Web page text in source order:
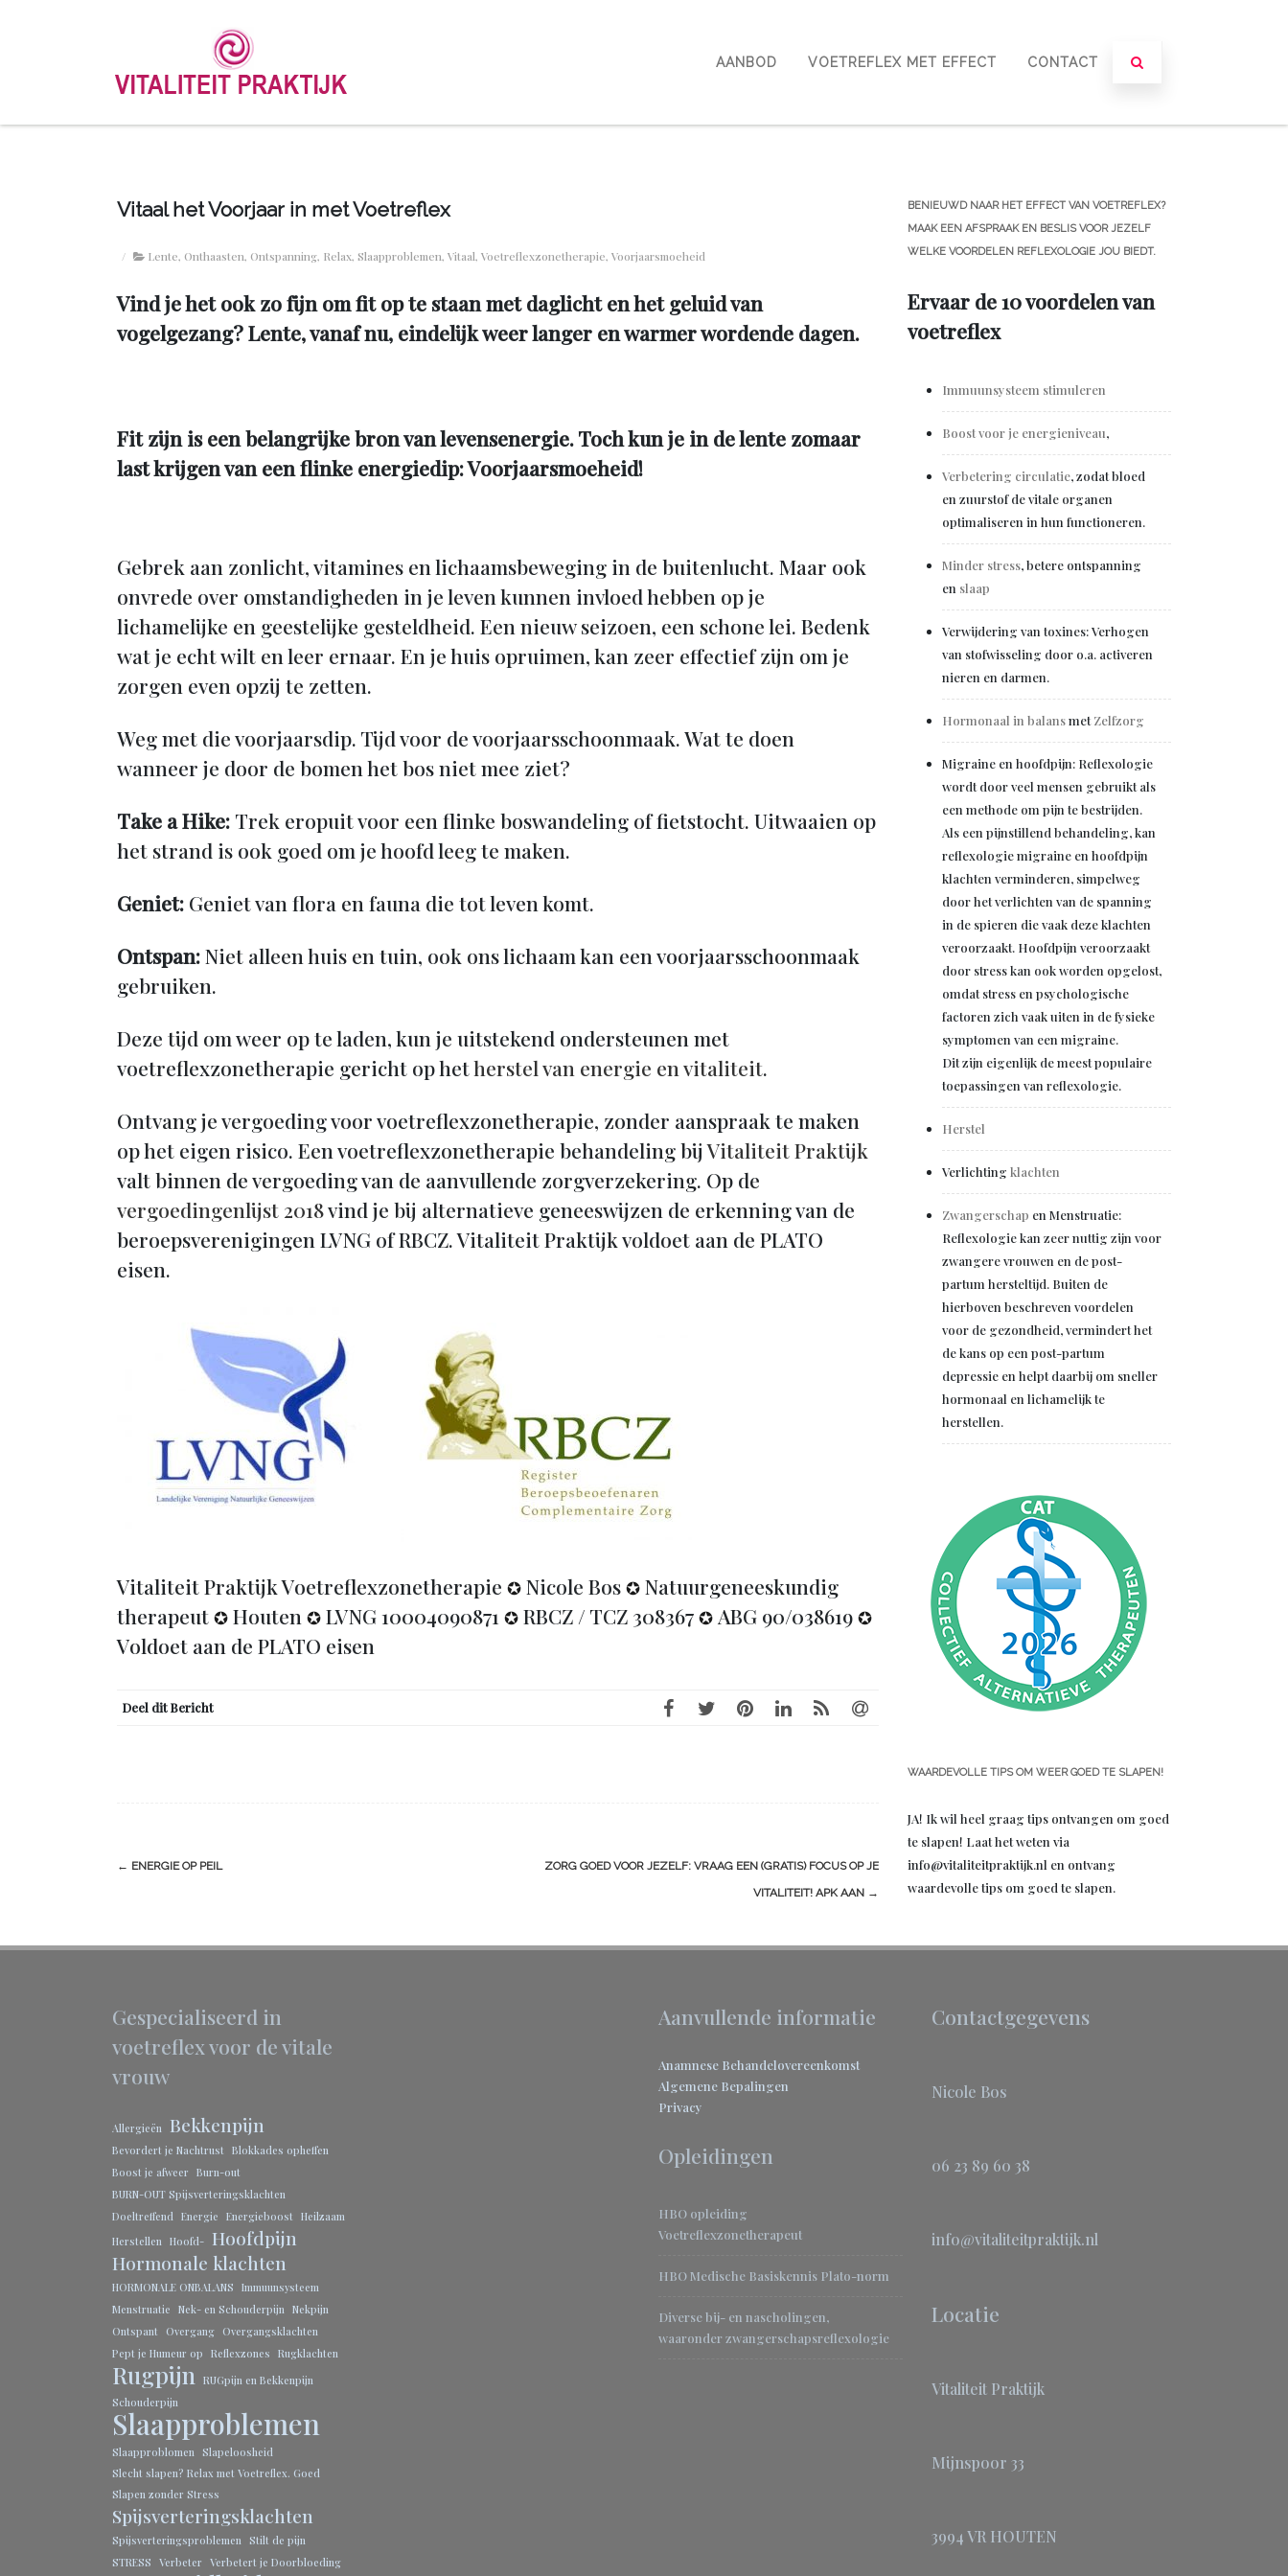
AANBOD VOETREFLEX MET EFFECT CONTACT
Vitaal het Voorjaar in met Voetreflex
/ Lente, Onthaasten, Ontspanning, Relax, Slaapproblemen, Vitaal, Voetreflexzonetherapie, Voorjaarsmoeheid
Vind je het ook zo fijn om fit op te staan met daglicht en het geluid van
vogelgezang? Lente, vanaf nu, eindelijk weer langer en warmer wordende dagen.
Fit zijn is een belangrijke bron van levensenergie. Toch kun je in de lente zomaar
last krijgen van een flinke energiedip: Voorjaarsmoeheid!
Gebrek aan zonlicht, vitamines en lichaamsbeweging in de buitenlucht. Maar ook
onvrede over omstandigheden in je leven kunnen invloed hebben op je
lichamelijke en geestelijke gesteldheid. Een nieuw seizoen, een schone lei. Bedenk
wat je echt wilt en leer ernaar. En je huis opruimen, kan zeer effectief zijn om je
zorgen even opzij te zetten.
Weg met die voorjaarsdip. Tijd voor de voorjaarsschoonmaak. Wat te doen
wanneer je door de bomen het bos niet mee ziet?
Take a Hike: Trek eropuit voor een flinke boswandeling of fietstocht. Uitwaaien op
het strand is ook goed om je hoofd leeg te maken.
Geniet: Geniet van flora en fauna die tot leven komt.
Ontspan:Niet alleen huis en tuin, ook ons lichaam kan een voorjaarsschoonmaak
gebruiken.
Deze tijd om weer op te laden, kun je uitstekend ondersteunen met
voetreflexzonetherapie gericht op hetherstel van energie en vitaliteit.
Ontvang je vergoeding voor voetreflexzonetherapie, zonder aanspraak te maken
op het eigen risico. Een voetreflexzonetherapie behandeling bijVitaliteit Praktijk
valt binnen de vergoeding van de aanvullende zorgverzekering. Op de
vergoedingenlijst 2018vind je bij alternatieve geneeswijzen de erkenning van de
beroepsverenigingen LVNG of RBCZ. Vitaliteit Praktijk voldoet aan de PLATO
eisen.
Vitaliteit Praktijk Voetreflexzonetherapie ✪ Nicole Bos ✪ Natuurgeneeskundig
therapeut ✪ Houten ✪ LVNG 10004090871 ✪ RBCZ / TCZ 308367 ✪ ABG 90/038619 ✪
Voldoet aan de PLATO eisen
Deel dit Bericht
Berichtnavigatie
← ENERGIE OP PEIL
ZORG GOED VOOR JEZELF: VRAAG EEN (GRATIS) FOCUS OP JE
VITALITEIT! APK AAN →
BENIEUWD NAAR HET EFFECT VAN VOETREFLEX?
MAAK EEN AFSPRAAK EN BESLIS VOOR JEZELF
WELKE VOORDELEN REFLEXOLOGIE JOU BIEDT.
Ervaar de 10 voordelen van
voetreflex
Immuunsysteem stimuleren
Boost voor je energieniveau,
Verbetering circulatie, zodat bloed
en zuurstof de vitale organen
optimaliseren in hun functioneren.
Minder stress, betere ontspanning
en slaap
Verwijdering van toxines: Verhogen
van stofwisseling door o.a. activeren
nieren en darmen.
Hormonaal in balansmetZelfzorg
Migraine en hoofdpijn: Reflexologie
wordt door veel mensen gebruikt als
een methode om pijn te bestrijden.
Als een pijnstillend behandeling, kan
reflexologie migraine en hoofdpijn
klachten verminderen, simpelweg
door het verlichten van de spanning
in de spieren die vaak deze klachten
veroorzaakt. Hoofdpijn veroorzaakt
door stress kan ook worden opgelost,
omdat stress en psychologische
factoren zich vaak uiten in de fysieke
symptomen van een migraine.
Dit zijn eigenlijk de meest populaire
toepassingen van reflexologie.
Herstel
Verlichting klachten
Zwangerschap en Menstruatie:
Reflexologie kan zeer nuttig zijn voor
zwangere vrouwen en de post-
partum hersteltijd. Buiten de
hierboven beschreven voordelen
voor de gezondheid, vermindert het
de kans op een post-partum
depressie en helpt daarbij om sneller
hormonaal en lichamelijk te
herstellen.
WAARDEVOLLE TIPS OM WEER GOED TE SLAPEN!
JA! Ik wil heel graag tips ontvangen om goed
te slapen! Laat het weten via
info@vitaliteitpraktijk.nl en ontvang
waardevolle tips om goed te slapen.
Gespecialiseerd in
voetreflex voor de vitale
vrouw
Allergieën Bekkenpijn
Bevordert je Nachtrust Blokkades opheffen
Boost je afweer Burn-out
BURN-OUT Spijsverteringsklachten
Doeltreffend Energie Energieboost Heilzaam
Herstellen Hoofd- Hoofdpijn
Hormonale klachten
HORMONALE ONBALANS Immuunsysteem
Menstruatie Nek- en Schouderpijn Nekpijn
Ontspant
Overgang Overgangsklachten
Pept je Humeur op Reflexzones Rugklachten
Rugpijn
RUGpijn en Bekkenpijn
Schouderpijn
Slaapproblemen
Slaapproblomen Slapeloosheid
Slecht slapen? Relax met Voetreflex. Goed
Slapen zonder Stress
Spijsverteringsklachten
Spijsverteringsproblemen Stilt de pijn
STRESS Verbeter Verbetert je Doorbloeding
Aanvullende informatie
Anamnese Behandelovereenkomst
Algemene Bepalingen
Privacy
Opleidingen
HBO opleiding
Voetreflexzonetherapeut
HBO Medische Basiskennis Plato-norm
Diverse bij- en nascholingen,
waaronder zwangerschapsreflexologie
Contactgegevens
Nicole Bos
06 23 89 60 38
info@vitaliteitpraktijk.nl
Locatie
Vitaliteit Praktijk
Mijnspoor 33
3994 VR HOUTEN